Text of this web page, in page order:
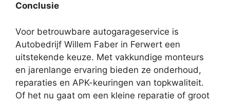
Conclusie
Voor betrouwbare autogarageservice is
Autobedrijf Willem Faber in Ferwert een
uitstekende keuze. Met vakkundige monteurs
en jarenlange ervaring bieden ze onderhoud,
reparaties en APK-keuringen van topkwaliteit.
Of het nu gaat om een kleine reparatie of groot